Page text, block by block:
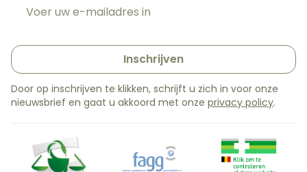
Inschrijven
Door op inschrijven te klikken, schrijft u zich in voor onze
nieuwsbrief en gaat u akkoord met onze privacy policy.